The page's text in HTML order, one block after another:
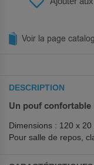
Voir la page
DESCRIPTION
Un pouf confortable
Dimensions : 120 x
Pour salle de repos,